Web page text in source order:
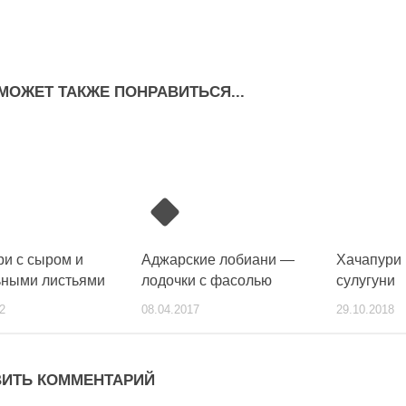
ТАКЖЕ ПОНРАВИТЬСЯ...
с сыром и
листьями
Аджарские лобиани —
лодочки с фасолью
08.04.2017
сулугуни
29.10.2018
КОММЕНТАРИЙ